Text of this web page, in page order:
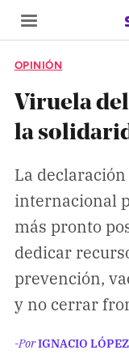
SECCIONES
Inicio
Noticias
Especiales
Nosotros
COBERTURAS
Comprueba
OPINIÓN
Viruela
la
La
internacional
más pronto
dedicar
prevención,
y no cerrar
-PorIGNACIO